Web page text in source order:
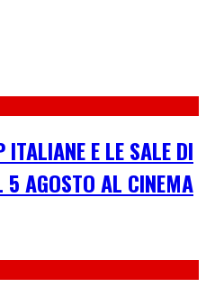
E LE SALE DI
AGOSTO AL CINEMA